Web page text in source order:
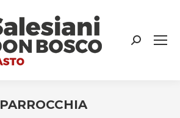
Search:
PARROCCHIA